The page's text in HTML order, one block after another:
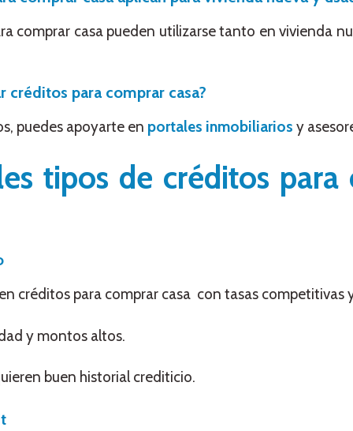
comprar casa pueden utilizarse tanto en vivienda
créditos para comprar casa?
puedes apoyarte en portales inmobiliarios y
tipos de créditos para
créditos para comprar casa con tasas competitivas
y montos altos.
buen historial crediticio.